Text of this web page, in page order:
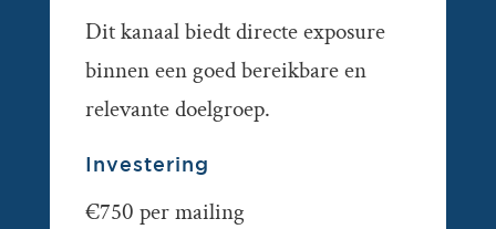
Dit kanaal biedt directe exposure
binnen een goed bereikbare en
relevante doelgroep.
Investering
€750 per mailing